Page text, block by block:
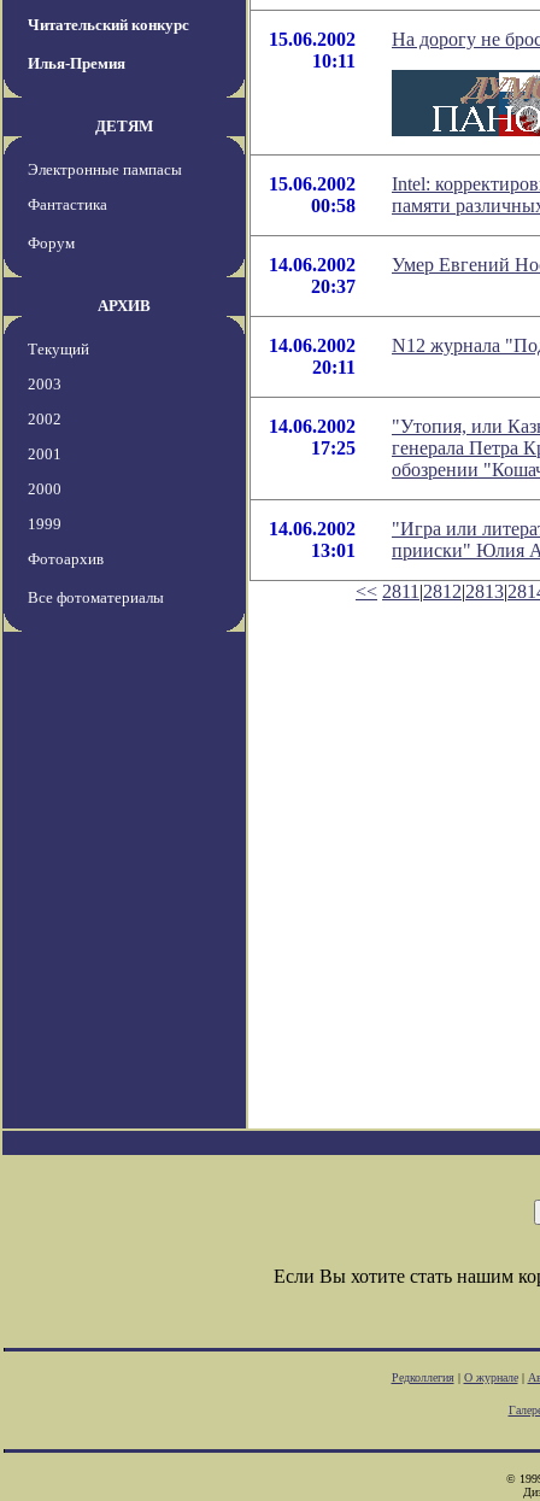
Читательский конкурс
Илья-Премия
ДЕТЯМ
Электронные пампасы
Фантастика
Форум
АРХИВ
Текущий
2003
2002
2001
2000
1999
Фотоархив
Все фотоматериалы
15.06.2002
10:11
На дорогу не
15.06.2002
00:58
Intel:
памяти
14.06.2002
20:37
Умер Евгений
14.06.2002
20:11
N12 журнала
14.06.2002
17:25
"Утопия, или
генерала Петра
обозрении
14.06.2002
13:01
"Игра или
прииски" Юлия
<< 2811 |2812|2813|
Если Вы хотите стать нашим
Редколлегия| О журнале|
©